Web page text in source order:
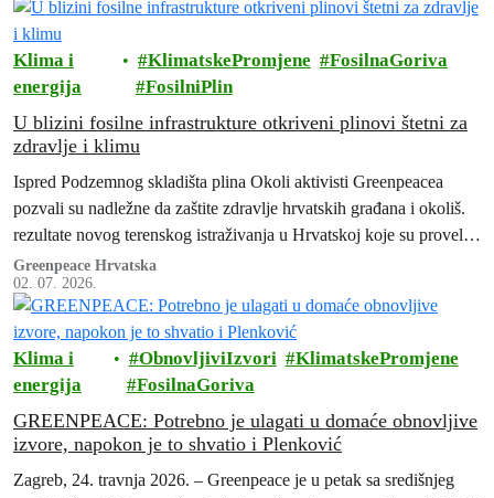
Klima i
energija
KlimatskePromjene
FosilnaGoriva
FosilniPlin
U blizini fosilne infrastrukture otkriveni plinovi štetni za
zdravlje i klimu
Ispred Podzemnog skladišta plina Okoli aktivisti Greenpeacea
pozvali su nadležne da zaštite zdravlje hrvatskih građana i okoliš.
rezultate novog terenskog istraživanja u Hrvatskoj koje su proveli
stručnjaci Greenpeacea Njemačke i Hrvatske te Greenpeaceovih
istraživačkih laboratorija.
Greenpeace Hrvatska
02. 07. 2026.
Klima i
energija
ObnovljiviIzvori
KlimatskePromjene
FosilnaGoriva
GREENPEACE: Potrebno je ulagati u domaće obnovljive
izvore, napokon je to shvatio i Plenković
Zagreb, 24. travnja 2026. – Greenpeace je u petak sa središnjeg